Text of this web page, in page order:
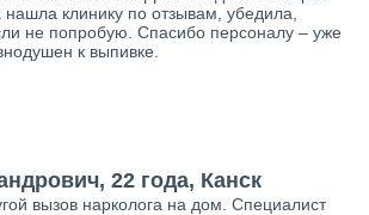
нашла клинику по отзывам, убедила,
не попробую. Спасибо персоналу – уже
к выпивке.
22 года, Канск
вызов нарколога на дом. Специалист